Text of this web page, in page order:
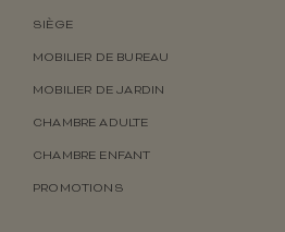
SIÈGE
MOBILIER DE BUREAU
MOBILIER DE JARDIN
CHAMBRE ADULTE
CHAMBRE ENFANT
PROMOTIONS